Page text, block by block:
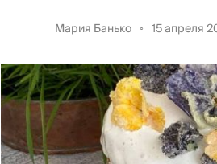
Мария Банько 15 апреля